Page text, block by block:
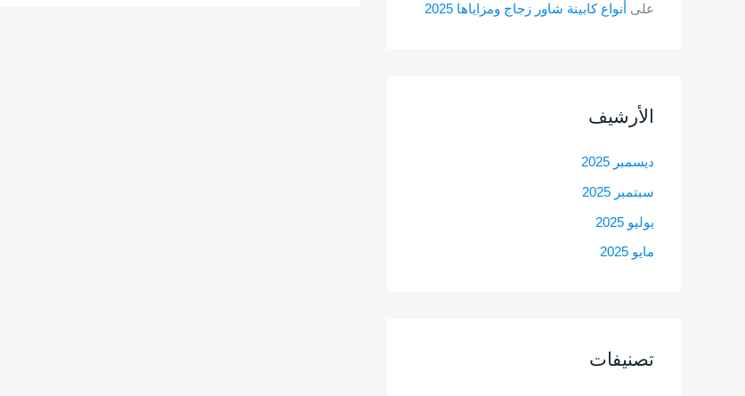
على أنواع كابينة شاور زجاج ومزاياها 2025
الأرشيف
ديسمبر 2025
سبتمبر 2025
يوليو 2025
مايو 2025
تصنيفات